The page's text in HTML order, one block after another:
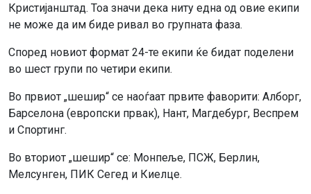
Кристијанштад. Тоа значи дека ниту една од овие екипи
не може да им биде ривал во групната фаза.
Според новиот формат 24-те екипи ќе бидат поделени
во шест групи по четири екипи.
Во првиот „шешир“ се наоѓаат првите фаворити: Алборг,
Барселона (европски првак), Нант, Магдебург, Веспрем
и Спортинг.
Во вториот „шешир“ се: Монпеље, ПСЖ, Берлин,
Мелсунген, ПИК Сегед и Киелце.